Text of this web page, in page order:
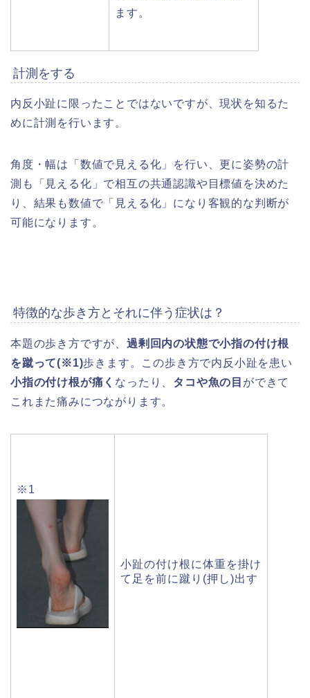
ます。
計測をする
内反小趾に限ったことではないですが、現状を知るた
めに計測を行います。
角度・幅は「数値で見える化」を行い、更に姿勢の計
測も「見える化」で相互の共通認識や目標値を決めた
り、結果も数値で「見える化」になり客観的な判断が
可能になります。
特徴的な歩き方とそれに伴う症状は？
本題の歩き方ですが、 過剰回内の状態で小指の付け根
を蹴って(※1)歩きます。この歩き方で内反小趾を患い
小指の付け根が痛く なったり、 タコや魚の目 ができて
これまた痛みにつながります。
※1
小趾の付け根に体重を掛け
て足を前に蹴り(押し)出す